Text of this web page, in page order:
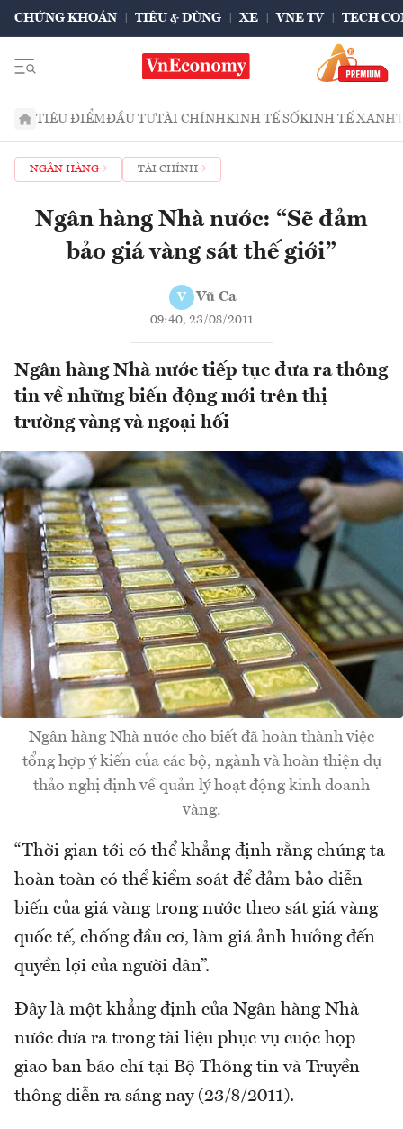
CHỨNG KHOÁN TIÊU & DÙNG XE VNE TV TECH
TIÊU ĐIỂMĐẦU TƯTÀI CHÍNHKINH TẾ SỐKINH TẾ XANH
NGÂN HÀNG TÀI CHÍNH
Ngân hàng Nhà nước: “Sẽ đảm
bảo giá vàng sát thế giới”
V Vũ Ca
09:40, 23/08/2011
Ngân hàng Nhà nước tiếp tục đưa ra thông
tin về những biến động mới trên thị
trường vàng và ngoại hối
Ngân hàng Nhà nước cho biết đã hoàn thành việc
tổng hợp ý kiến của các bộ, ngành và hoàn thiện dự
thảo nghị định về quản lý hoạt động kinh doanh
vàng.
“Thời gian tới có thể khẳng định rằng chúng ta
hoàn toàn có thể kiểm soát để đảm bảo diễn
biến của giá vàng trong nước theo sát giá vàng
quốc tế, chống đầu cơ, làm giá ảnh hưởng đến
quyền lợi của người dân”.
Đây là một khẳng định của Ngân hàng Nhà
nước đưa ra trong tài liệu phục vụ cuộc họp
giao ban báo chí tại Bộ Thông tin và Truyền
thông diễn ra sáng nay (23/8/2011).